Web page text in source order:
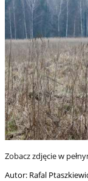
Zobacz zdjęcie w
Autor: Rafal